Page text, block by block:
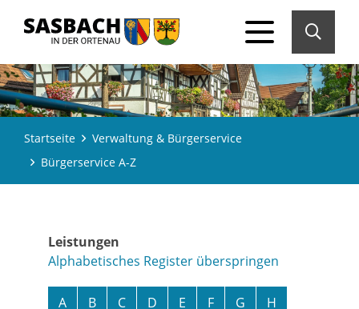
Startseite
Verwaltung & Bürgerservice
Bürgerservice A-Z
Leistungen
Alphabetisches Register überspringen
A B C D E F G
H